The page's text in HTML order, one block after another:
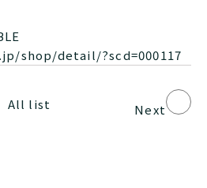
shop/detail/?scd=000117
All list Next